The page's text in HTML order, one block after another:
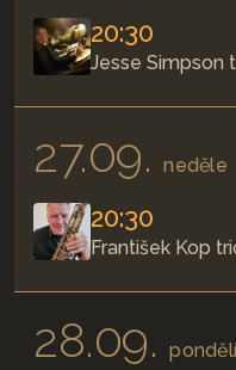
20:30
Jesse Simpson
27.09.neděle
20:30
František Kop
28.09.pondělí